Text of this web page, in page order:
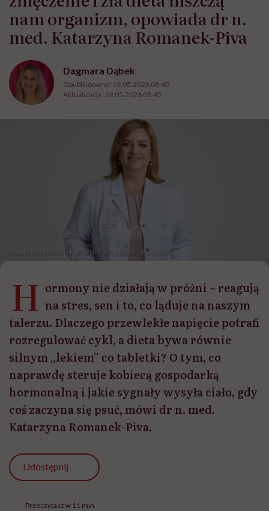
nam organizm, opowiada dr n.
med. Katarzyna Romanek-Piva
Dagmara Dąbek
Opublikowano: 19.05.2026 08:40
Aktualizacja: 19.05.2026 08:45
Katarzyna Romanek-Piva /fot. archiwum prywatne
H ormony nie działają w próżni – reagują
na stres, sen i to, co ląduje na naszym
talerzu. Dlaczego przewlekłe napięcie potrafi
rozregulować cykl, a dieta bywa równie
silnym „lekiem” co tabletki? O tym, co
naprawdę steruje kobiecą gospodarką
hormonalną i jakie sygnały wysyła ciało, gdy
coś zaczyna się psuć, mówi dr n. med.
Katarzyna Romanek-Piva.
Udostępnij
Przeczytasz w 11 min